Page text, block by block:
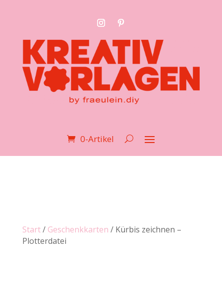
0-Artikel
Start/ Geschenkkarten / Kürbis zeichnen –
Plotterdatei